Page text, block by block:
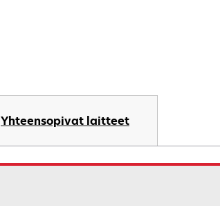
Yhteensopivat laitteet